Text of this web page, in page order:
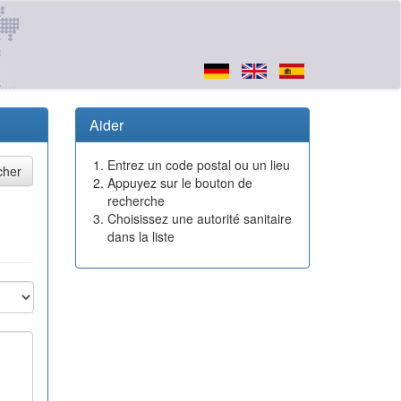
Aider
Entrez un code postal ou un lieu
Appuyez sur le bouton de
recherche
Choisissez une autorité sanitaire
dans la liste